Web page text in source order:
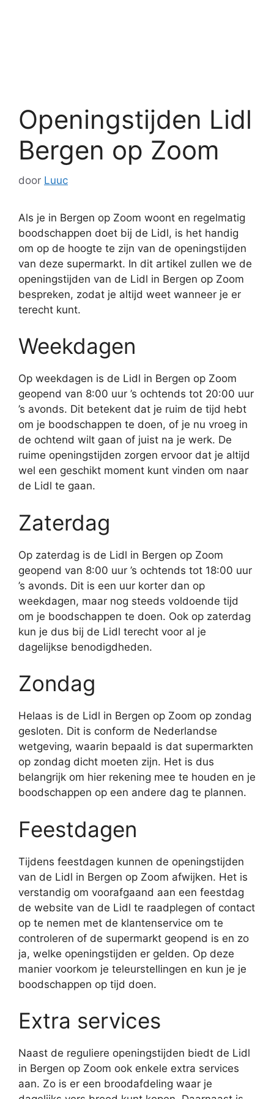
Openingstijden Lidl
Bergen op Zoom
door Luuc
Als je in Bergen op Zoom woont en regelmatig
boodschappen doet bij de Lidl, is het handig
om op de hoogte te zijn van de openingstijden
van deze supermarkt. In dit artikel zullen we de
openingstijden van de Lidl in Bergen op Zoom
bespreken, zodat je altijd weet wanneer je er
terecht kunt.
Weekdagen
Op weekdagen is de Lidl in Bergen op Zoom
geopend van 8:00 uur ’s ochtends tot 20:00 uur
’s avonds. Dit betekent dat je ruim de tijd hebt
om je boodschappen te doen, of je nu vroeg in
de ochtend wilt gaan of juist na je werk. De
ruime openingstijden zorgen ervoor dat je altijd
wel een geschikt moment kunt vinden om naar
de Lidl te gaan.
Zaterdag
Op zaterdag is de Lidl in Bergen op Zoom
geopend van 8:00 uur ’s ochtends tot 18:00 uur
’s avonds. Dit is een uur korter dan op
weekdagen, maar nog steeds voldoende tijd
om je boodschappen te doen. Ook op zaterdag
kun je dus bij de Lidl terecht voor al je
dagelijkse benodigdheden.
Zondag
Helaas is de Lidl in Bergen op Zoom op zondag
gesloten. Dit is conform de Nederlandse
wetgeving, waarin bepaald is dat supermarkten
op zondag dicht moeten zijn. Het is dus
belangrijk om hier rekening mee te houden en je
boodschappen op een andere dag te plannen.
Feestdagen
Tijdens feestdagen kunnen de openingstijden
van de Lidl in Bergen op Zoom afwijken. Het is
verstandig om voorafgaand aan een feestdag
de website van de Lidl te raadplegen of contact
op te nemen met de klantenservice om te
controleren of de supermarkt geopend is en zo
ja, welke openingstijden er gelden. Op deze
manier voorkom je teleurstellingen en kun je je
boodschappen op tijd doen.
Extra services
Naast de reguliere openingstijden biedt de Lidl
in Bergen op Zoom ook enkele extra services
aan. Zo is er een broodafdeling waar je